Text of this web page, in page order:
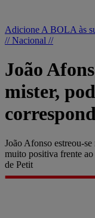
Adicione A BOLA às
// Nacional //
João
mister,
João Afonso estreou-
muito positiva frente
de Petit